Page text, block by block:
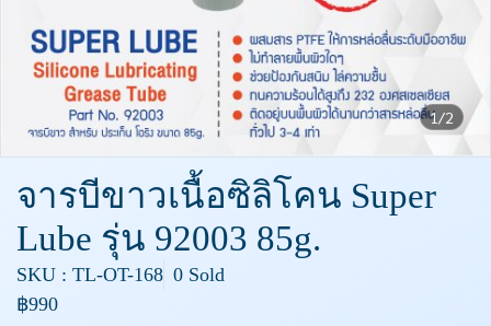
1/2
จารบีขาวเนื้อซิลิโคน Super
Lube รุ่น 92003 85g.
SKU : TL-OT-168 0 Sold
฿990